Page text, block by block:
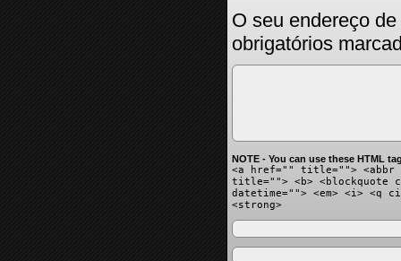
O seu endereço
obrigatórios
NOTE - You can use these HTML
<a href="" title=""> <abbr
title=""> <b> <blockquote
datetime=""> <em> <i> <q
<strong>